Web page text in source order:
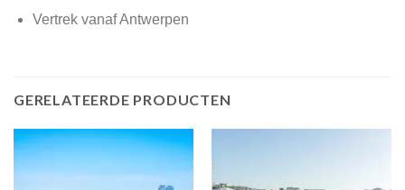
Vertrek vanaf Antwerpen
GERELATEERDE PRODUCTEN